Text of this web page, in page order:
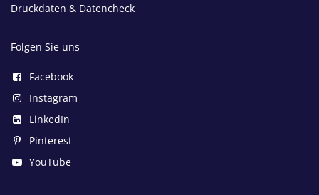
Druckdaten & Datencheck
Folgen Sie uns
Facebook
Instagram
LinkedIn
Pinterest
YouTube